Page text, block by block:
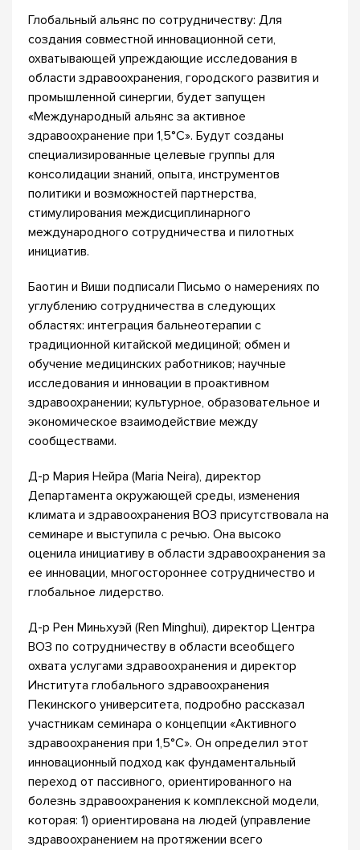
Глобальный альянс по сотрудничеству: Для
создания совместной инновационной сети,
охватывающей упреждающие исследования в
области здравоохранения, городского развития и
промышленной синергии, будет запущен
«Международный альянс за активное
здравоохранение при 1,5°C». Будут созданы
специализированные целевые группы для
консолидации знаний, опыта, инструментов
политики и возможностей партнерства,
стимулирования междисциплинарного
международного сотрудничества и пилотных
инициатив.
Баотин и Виши подписали Письмо о намерениях по
углублению сотрудничества в следующих
областях: интеграция бальнеотерапии с
традиционной китайской медициной; обмен и
обучение медицинских работников; научные
исследования и инновации в проактивном
здравоохранении; культурное, образовательное и
экономическое взаимодействие между
сообществами.
Д-р Мария Нейра (Maria Neira), директор
Департамента окружающей среды, изменения
климата и здравоохранения ВОЗ присутствовала на
семинаре и выступила с речью. Она высоко
оценила инициативу в области здравоохранения за
ее инновации, многостороннее сотрудничество и
глобальное лидерство.
Д-р Рен Миньхуэй (Ren Minghui), директор Центра
ВОЗ по сотрудничеству в области всеобщего
охвата услугами здравоохранения и директор
Института глобального здравоохранения
Пекинского университета, подробно рассказал
участникам семинара о концепции «Активного
здравоохранения при 1,5°C». Он определил этот
инновационный подход как фундаментальный
переход от пассивного, ориентированного на
болезнь здравоохранения к комплексной модели,
которая: 1) ориентирована на людей (управление
здравоохранением на протяжении всего